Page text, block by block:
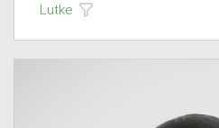
Lutke